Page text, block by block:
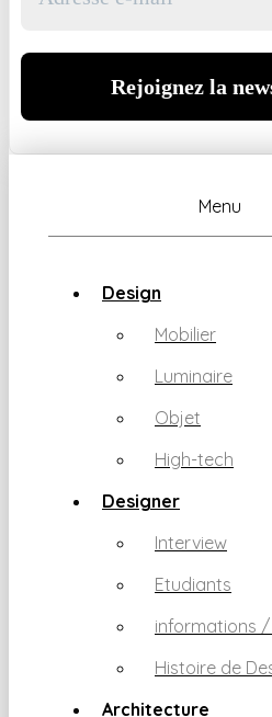
Menu
Design
Mobilier
Luminaire
Objet
High-tech
Designer
Interview
Etudiants
informations /
Histoire de
Architecture